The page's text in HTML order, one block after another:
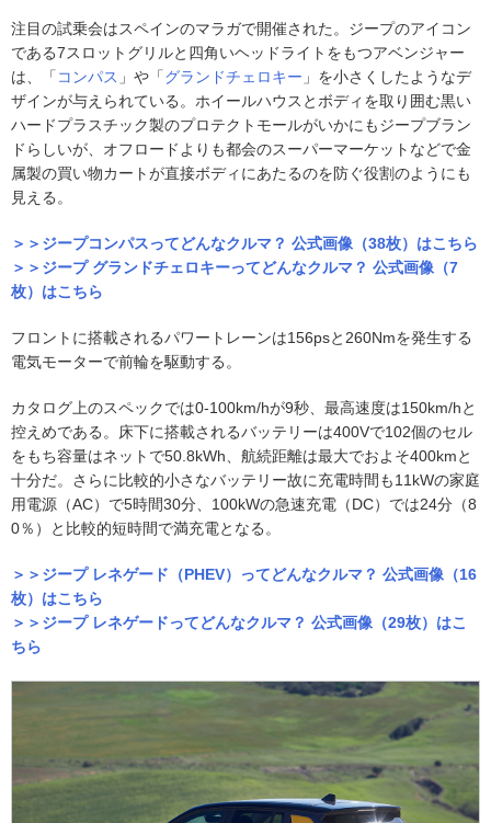
注目の試乗会はスペインのマラガで開催された。ジープのアイコン
である7スロットグリルと四角いヘッドライトをもつアベンジャー
は、「 コンパス 」や「グランドチェロキー 」を小さくしたようなデ
ザインが与えられている。ホイールハウスとボディを取り囲む黒い
ハードプラスチック製のプロテクトモールがいかにもジープブラン
ドらしいが、オフロードよりも都会のスーパーマーケットなどで金
属製の買い物カートが直接ボディにあたるのを防ぐ役割のようにも
見える。
＞＞ジープコンパスってどんなクルマ？ 公式画像（38枚）はこちら
＞＞ジープ グランドチェロキーってどんなクルマ？ 公式画像（7
枚）はこちら
フロントに搭載されるパワートレーンは156psと260Nmを発生する
電気モーターで前輪を駆動する。
カタログ上のスペックでは0-100km/hが9秒、最高速度は150km/hと
控えめである。床下に搭載されるバッテリーは400Vで102個のセル
をもち容量はネットで50.8kWh、航続距離は最大でおよそ400kmと
十分だ。さらに比較的小さなバッテリー故に充電時間も11kWの家庭
用電源（AC）で5時間30分、100kWの急速充電（DC）では24分（8
0％）と比較的短時間で満充電となる。
＞＞ジープ レネゲード（PHEV）ってどんなクルマ？ 公式画像（16
枚）はこちら
＞＞ジープ レネゲードってどんなクルマ？ 公式画像（29枚）はこ
ちら